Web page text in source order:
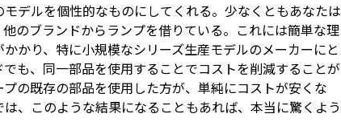
デルを個性的なものにしてくれる。少なくともあなたは
のブランドからランプを借りている。これには簡単な理
かり、特に小規模なシリーズ生産モデルのメーカーにと
も、同一部品を使用することでコストを削減することが
の既存の部品を使用した方が、単純にコストが安くな
、このような結果になることもあれば、本当に驚くよう